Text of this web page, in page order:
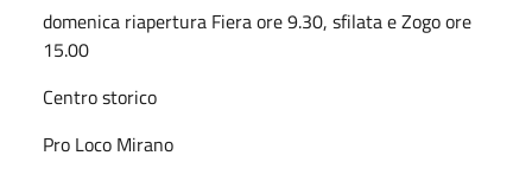
domenica riapertura Fiera ore 9.30, sfilata e Zogo ore
15.00
Centro storico
Pro Loco Mirano